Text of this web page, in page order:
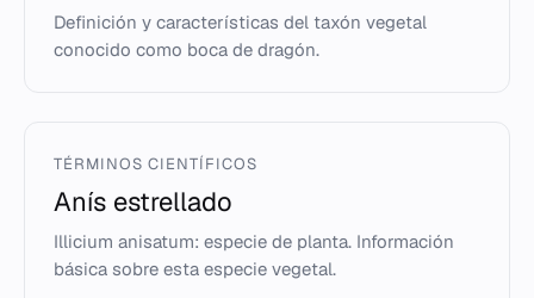
Definición y características del taxón vegetal
conocido como boca de dragón.
TÉRMINOS CIENTÍFICOS
Anís estrellado
Illicium anisatum: especie de planta. Información
básica sobre esta especie vegetal.